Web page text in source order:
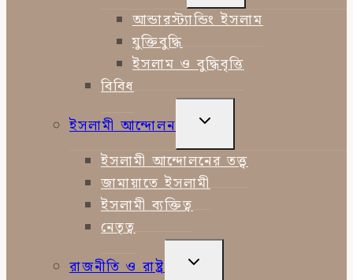
MENU
আন্ডারস্ট্যান্ডিং ইসলাম
যুক্তিবুদ্ধি
ইসলাম ও বুদ্ধিবৃত্তি
বিবিধ
ইসলামী আন্দোলন
TOGGLE
MENU
ইসলামী আন্দোলনের তত্ত্ব
জামায়াতে ইসলামী
ইসলামী ব্যক্তিত্ব
নেতৃত্ব
রাজনীতি ও রাষ্ট্র
TOGGLE